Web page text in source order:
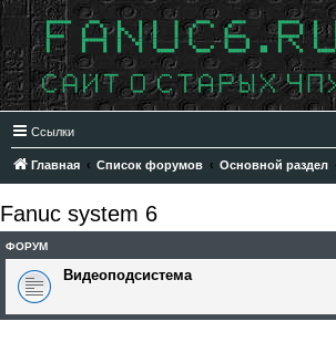
Ссылки
Главная Список форумов Основной раздел
Fanuc system 6
ФОРУМ
Видеоподсистема